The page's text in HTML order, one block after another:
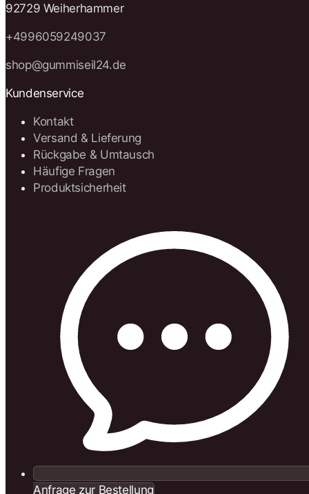
92729 Weiherhammer
+4996059249037
shop@gummiseil24.de
Kundenservice
Kontakt
Versand & Lieferung
Rückgabe & Umtausch
Häufige Fragen
Produktsicherheit
Anfrage zur Bestellung